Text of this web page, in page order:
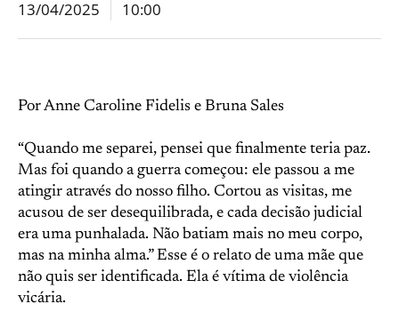
13/04/2025
10:00
Por Anne Caroline Fidelis e Bruna Sales
“Quando me separei, pensei que finalmente teria paz.
Mas foi quando a guerra começou: ele passou a me
atingir através do nosso filho. Cortou as visitas, me
acusou de ser desequilibrada, e cada decisão judicial
era uma punhalada. Não batiam mais no meu corpo,
mas na minha alma.” Esse é o relato de uma mãe que
não quis ser identificada. Ela é vítima de violência
vicária.